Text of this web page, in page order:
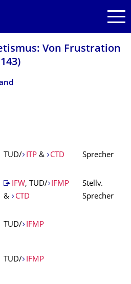
Von Frustration
TUD/ ITP& CTD Sprecher
IFW, TUD/ IFMP
&
CTD
Stellv.
Sprecher
TUD/ IFMP
TUD/ IFMP